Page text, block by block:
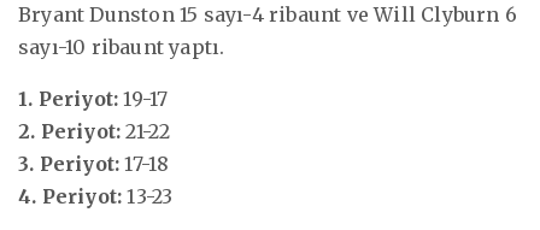
Bryant Dunston 15 sayı-4 ribaunt ve Will Clyburn 6
sayı-10 ribaunt yaptı.
1. Periyot: 19-17
2. Periyot: 21-22
3. Periyot: 17-18
4. Periyot: 13-23